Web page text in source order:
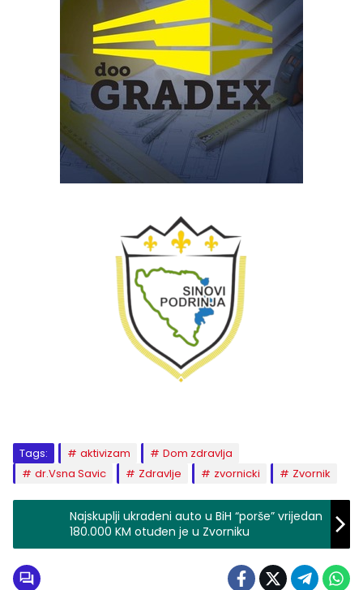
Tags: aktivizam
Dom zdravlja
dr.Vsna Savic
Zdravlje zvornicki Zvornik
Najskuplji ukradeni auto u BiH “porše” vrijedan
180.000 KM otuđen je u Zvorniku